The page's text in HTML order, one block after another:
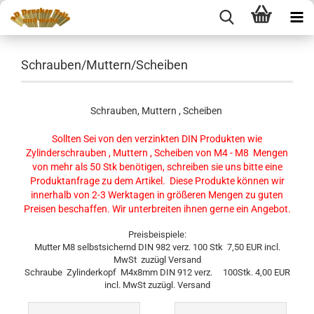
Schrauben/Muttern/Scheiben
Schrauben, Muttern , Scheiben
Sollten Sei von den verzinkten DIN Produkten wie
Zylinderschrauben , Muttern , Scheiben von M4 - M8 Mengen
von mehr als 50 Stk benötigen, schreiben sie uns bitte eine
Produktanfrage zu dem Artikel. Diese Produkte können wir
innerhalb von 2-3 Werktagen in größeren Mengen zu guten
Preisen beschaffen. Wir unterbreiten ihnen gerne ein Angebot.
Preisbeispiele:
Mutter M8 selbstsichernd DIN 982 verz. 100 Stk 7,50 EUR incl.
MwSt zuzügl Versand
Schraube Zylinderkopf M4x8mm DIN 912 verz. 100Stk. 4,00 EUR
incl. MwSt zuzügl. Versand